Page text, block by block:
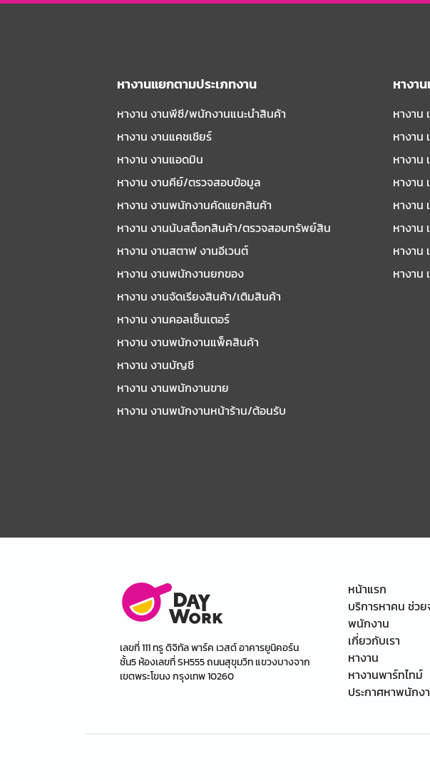
หางานแยกตามประเภทงาน
หางาน งานพีซี/พนักงานแนะนําสินค้า
หางาน งานแคชเชียร์
หางาน งานแอดมิน
หางาน งานคีย์/ตรวจสอบข้อมูล
หางาน งานพนักงานคัดแยกสินค้า
หางาน งานนับสต็อกสินค้า/ตรวจสอบทรัพย์สิน
หางาน งานสตาฟ งานอีเวนต์
หางาน งานพนักงานยกของ
หางาน งานจัดเรียงสินค้า/เติมสินค้า
หางาน งานคอลเซ็นเตอร์
หางาน งานพนักงานแพ็คสินค้า
หางาน งานบัญชี
หางาน งานพนักงานขาย
หางาน งานพนักงานหน้าร้าน/ต้อนรับ
หางา
หางาน
หางาน
หางาน
หางาน
หางาน
หางาน
หางาน
หางาน
เลขที่ 111 ทรู ดิจิทัล พาร์ค เวสต์ อาคารยูนิคอร์น
ชั้น5 ห้องเลขที่ SH555 ถนนสุขุมวิท แขวงบางจาก
เขตพระโขนง กรุงเทพ 10260
หน้าแรก
บริการหาคน ช่ว
พนักงาน
เกี่ยวกับเรา
หางาน
หางานพาร์ทไทม์
ประกาศหาพนักง